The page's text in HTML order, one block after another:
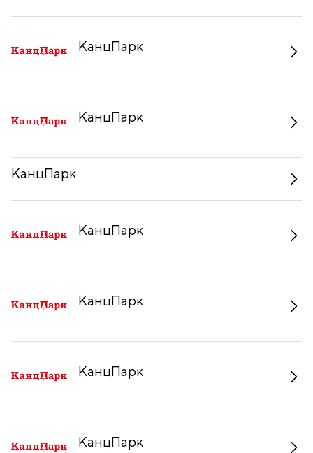
КанцПарк
КанцПарк
КанцПарк
КанцПарк
КанцПарк
КанцПарк
КанцПарк